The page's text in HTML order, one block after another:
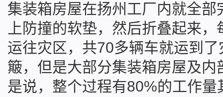
集装箱房屋在扬州工厂内就全
上防撞的软垫，然后折叠起来
运往灾区，共70多辆车就运到
簸，但是大部分集装箱房屋及
是说，整个过程有80%的工作